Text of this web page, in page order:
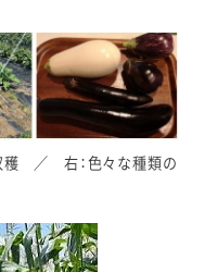
穫 ／ 右：色々な種類の